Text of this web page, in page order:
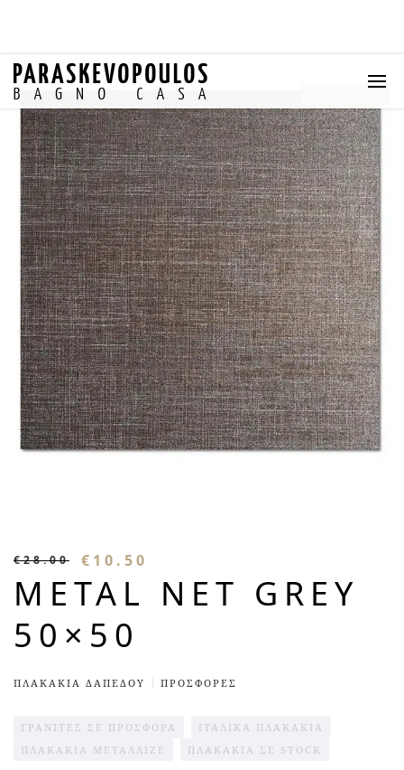
€28.00 € 10.50
METAL NET GREY
50×50
ΠΛΑΚΆΚΙΑ ΔΑΠΈΔΟΥ ΠΡΟΣΦΟΡΈΣ
ΓΡΑΝΙΤΕΣ ΣΕ ΠΡΟΣΦΟΡΑ
ΙΤΑΛΙΚΆ ΠΛΑΚΆΚΙΑ
ΠΛΑΚΆΚΙΑ ΜΕΤΑΛΛΙΖΈ
ΠΛΑΚΑΚΙΑ ΣΕ STOCK